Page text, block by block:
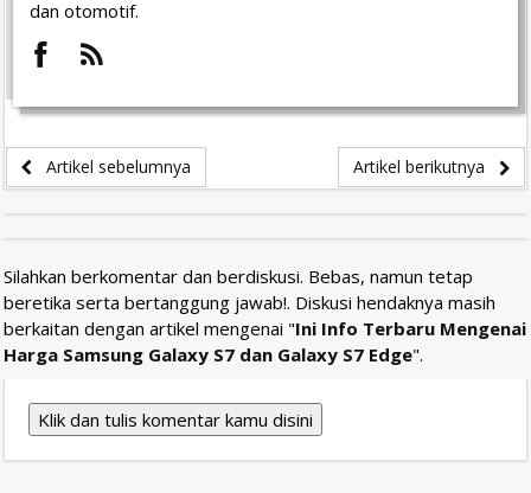
dan otomotif.
Artikel sebelumnya Artikel berikutnya
Silahkan berkomentar dan berdiskusi. Bebas, namun tetap
beretika serta bertanggung jawab!. Diskusi hendaknya masih
berkaitan dengan artikel mengenai "Ini Info Terbaru Mengenai
Harga Samsung Galaxy S7 dan Galaxy S7 Edge".
Klik dan tulis komentar kamu disini